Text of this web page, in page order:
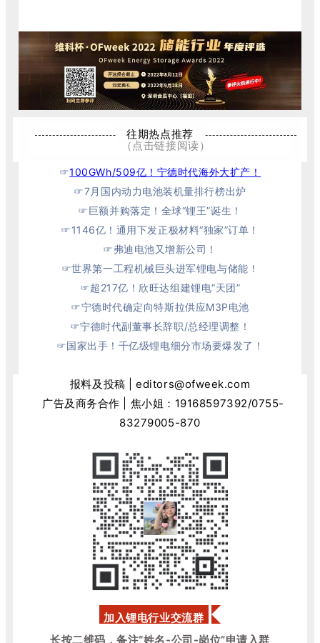
往期热点推荐
（点击链接阅读）
☞100GWh/509亿！宁德时代海外大扩产！
☞7月国内动力电池装机量排行榜出炉
☞巨额并购落定！全球“锂王”诞生！
☞1146亿！通用下发正极材料“独家”订单！
☞弗迪电池又增新公司！
☞世界第一工程机械巨头进军锂电与储能！
☞超217亿！欣旺达组建锂电“天团”
☞宁德时代确定向特斯拉供应M3P电池
☞宁德时代副董事长辞职/总经理调整！
☞国家出手！千亿级锂电细分市场要爆发了！
报料及投稿 | editors@ofweek.com
广告及商务合作 | 焦小姐： 19168597392/0755-
83279005-870
加入锂电行业交流群
长按二维码，备注“姓名-公司-岗位”申请入群